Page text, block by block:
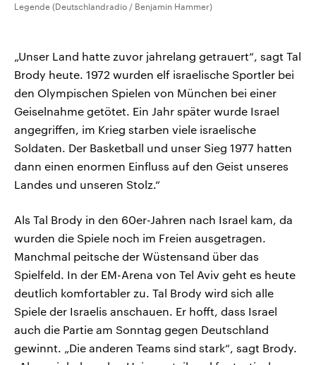
Legende (Deutschlandradio / Benjamin Hammer)
„Unser Land hatte zuvor jahrelang getrauert“, sagt Tal
Brody heute. 1972 wurden elf israelische Sportler bei
den Olympischen Spielen von München bei einer
Geiselnahme getötet. Ein Jahr später wurde Israel
angegriffen, im Krieg starben viele israelische
Soldaten. Der Basketball und unser Sieg 1977 hatten
dann einen enormen Einfluss auf den Geist unseres
Landes und unseren Stolz.“
Als Tal Brody in den 60er-Jahren nach Israel kam, da
wurden die Spiele noch im Freien ausgetragen.
Manchmal peitsche der Wüstensand über das
Spielfeld. In der EM-Arena von Tel Aviv geht es heute
deutlich komfortabler zu. Tal Brody wird sich alle
Spiele der Israelis anschauen. Er hofft, dass Israel
auch die Partie am Sonntag gegen Deutschland
gewinnt. „Die anderen Teams sind stark“, sagt Brody.